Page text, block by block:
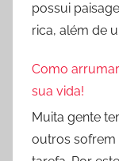
possui
rica, além de
Como
sua vida!
Muita gente
outros sofrem